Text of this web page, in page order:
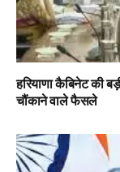
हरियाणा कैबिनेट की
चौंकाने वाले फैसले